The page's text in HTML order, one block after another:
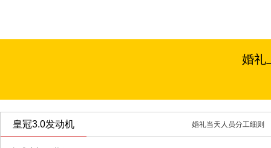
婚礼
皇冠3.0发动机 婚礼当天人员分工细则